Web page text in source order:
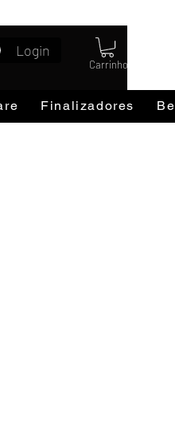
Login
Carrinho
Finalizadores